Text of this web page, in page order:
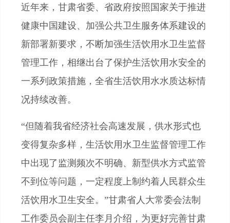
近年来，甘肃省委、省政府按照国家关于推进
健康中国建设、加强公共卫生服务体系建设的
新部署新要求，不断加强生活饮用水卫生监督
管理工作，相继出台了保护生活饮用水安全的
一系列政策措施，全省生活饮用水水质达标情
况持续改善。
“但随着我省经济社会高速发展，供水形式也
变得复杂多样，生活饮用水卫生监督管理工作
中出现了监测频次不明确、新型供水方式监管
不到位等问题，一定程度上制约着人民群众生
活饮用水卫生安全。”甘肃省人大常委会法制
工作委员会副主任李月介绍，为更好完善甘肃